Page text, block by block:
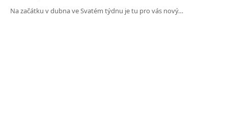
Na začátku v dubna ve Svatém týdnu je tu pro vás nový…